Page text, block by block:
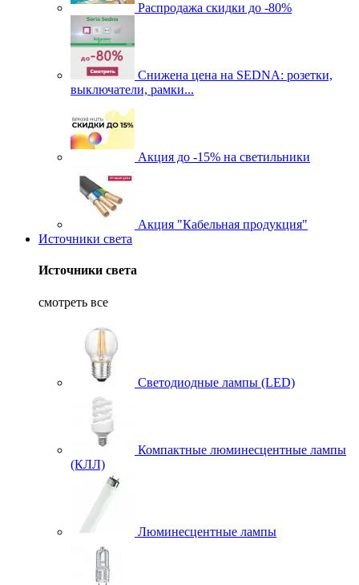
Распродажа скидки до -80%
Cнижена цена на SEDNA: розетки,
выключатели, рамки...
Акция до -15% на светильники
Акция "Кабельная продукция"
Источники света
Источники света
смотреть все
Светодиодные лампы (LED)
Компактные люминесцентные лампы
(КЛЛ)
Люминесцентные лампы